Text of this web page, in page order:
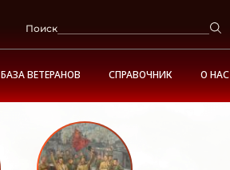
Поиск
БАЗА ВЕТЕРАНОВ СПРАВОЧНИК О НАС